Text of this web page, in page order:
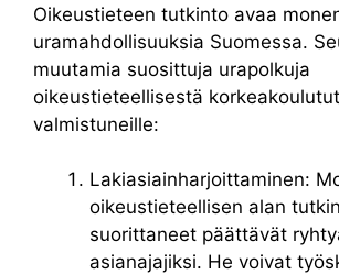
Oikeustieteen tutkinto avaa
uramahdollisuuksia Suomessa.
muutamia suosittuja urapolkuja
oikeustieteellisestä
valmistuneille:
Lakiasiainharjoittaminen:
oikeustieteellisen alan
suorittaneet päättävät
asianajajiksi. He voivat